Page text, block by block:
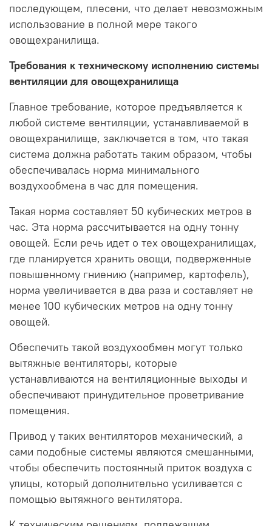
последующем, плесени, что делает невозможным
использование в полной мере такого
овощехранилища.
Требования к техническому исполнению системы
вентиляции для овощехранилища
Главное требование, которое предъявляется к
любой системе вентиляции, устанавливаемой в
овощехранилище, заключается в том, что такая
система должна работать таким образом, чтобы
обеспечивалась норма минимального
воздухообмена в час для помещения.
Такая норма составляет 50 кубических метров в
час. Эта норма рассчитывается на одну тонну
овощей. Если речь идет о тех овощехранилищах,
где планируется хранить овощи, подверженные
повышенному гниению (например, картофель),
норма увеличивается в два раза и составляет не
менее 100 кубических метров на одну тонну
овощей.
Обеспечить такой воздухообмен могут только
вытяжные вентиляторы, которые
устанавливаются на вентиляционные выходы и
обеспечивают принудительное проветривание
помещения.
Привод у таких вентиляторов механический, а
сами подобные системы являются смешанными,
чтобы обеспечить постоянный приток воздуха с
улицы, который дополнительно усиливается с
помощью вытяжного вентилятора.